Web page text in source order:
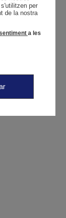
per
de la nostra
a les